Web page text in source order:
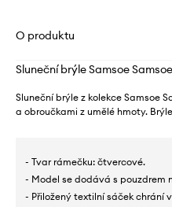
O produktu
Sluneční brýle Samsoe Samsoe
Sluneční brýle z kolekce Samsoe
a obroučkami z umělé hmoty.
- Tvar rámečku: čtvercové.
- Model se dodává s pouzdrem
- Přiložený textilní sáček chrání